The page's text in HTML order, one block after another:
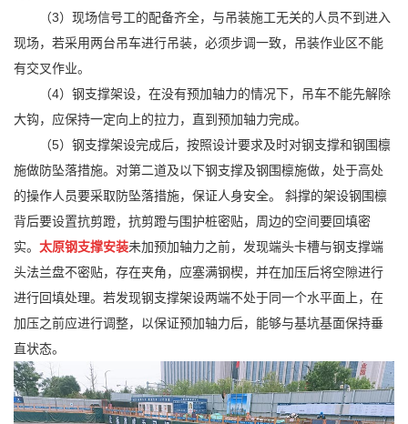
（3）现场信号工的配备齐全，与吊装施工无关的人员不到进入
现场，若采用两台吊车进行吊装，必须步调一致，吊装作业区不能
有交叉作业。
（4）钢支撑架设，在没有预加轴力的情况下，吊车不能先解除
大钩，应保持一定向上的拉力，直到预加轴力完成。
（5）钢支撑架设完成后，按照设计要求及时对钢支撑和钢围檩
施做防坠落措施。对第二道及以下钢支撑及钢围檩施做，处于高处
的操作人员要采取防坠落措施，保证人身安全。 斜撑的架设钢围檩
背后要设置抗剪蹬，抗剪蹬与围护桩密贴，周边的空间要回填密
实。 太原钢支撑安装未加预加轴力之前，发现端头卡槽与钢支撑端
头法兰盘不密贴，存在夹角，应塞满钢楔，并在加压后将空隙进行
进行回填处理。若发现钢支撑架设两端不处于同一个水平面上，在
加压之前应进行调整，以保证预加轴力后，能够与基坑基面保持垂
直状态。